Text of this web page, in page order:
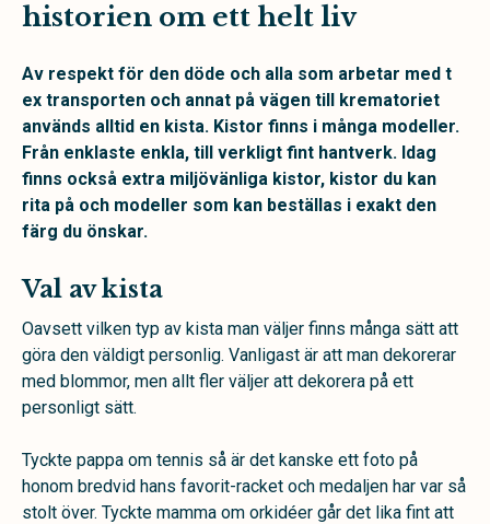
historien om ett helt liv
Av respekt för den döde och alla som arbetar med t
ex transporten och annat på vägen till krematoriet
används alltid en kista. Kistor finns i många modeller.
Från enklaste enkla, till verkligt fint hantverk. Idag
finns också extra miljövänliga kistor, kistor du kan
rita på och modeller som kan beställas i exakt den
färg du önskar.
Val av kista
Oavsett vilken typ av kista man väljer finns många sätt att
göra den väldigt personlig. Vanligast är att man dekorerar
med blommor, men allt fler väljer att dekorera på ett
personligt sätt.
Tyckte pappa om tennis så är det kanske ett foto på
honom bredvid hans favorit-racket och medaljen har var så
stolt över. Tyckte mamma om orkidéer går det lika fint att